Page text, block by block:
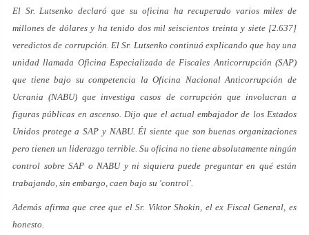
El Sr. Lutsenko declaró que su oficina ha recuperado varios miles de
millones de dólares y ha tenido dos mil seiscientos treinta y siete [2.637]
veredictos de corrupción. El Sr. Lutsenko continuó explicando que hay una
unidad llamada Oficina Especializada de Fiscales Anticorrupción (SAP)
que tiene bajo su competencia la Oficina Nacional Anticorrupción de
Ucrania (NABU) que investiga casos de corrupción que involucran a
figuras públicas en ascenso. Dijo que el actual embajador de los Estados
Unidos protege a SAP y NABU. Él siente que son buenas organizaciones
pero tienen un liderazgo terrible. Su oficina no tiene absolutamente ningún
control sobre SAP o NABU y ni siquiera puede preguntar en qué están
trabajando, sin embargo, caen bajo su 'control'.
Además afirma que cree que el Sr. Viktor Shokin, el ex Fiscal General, es
honesto.